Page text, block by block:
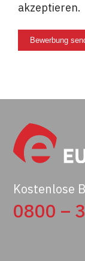
akzeptieren.
Bewerbung
Kostenlose
0800 –